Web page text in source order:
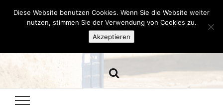
Hazamelistan
Diese Website benutzen Cookies. Wenn Sie die Website weiter
nutzen, stimmen Sie der Verwendung von Cookies zu.
Akzeptieren